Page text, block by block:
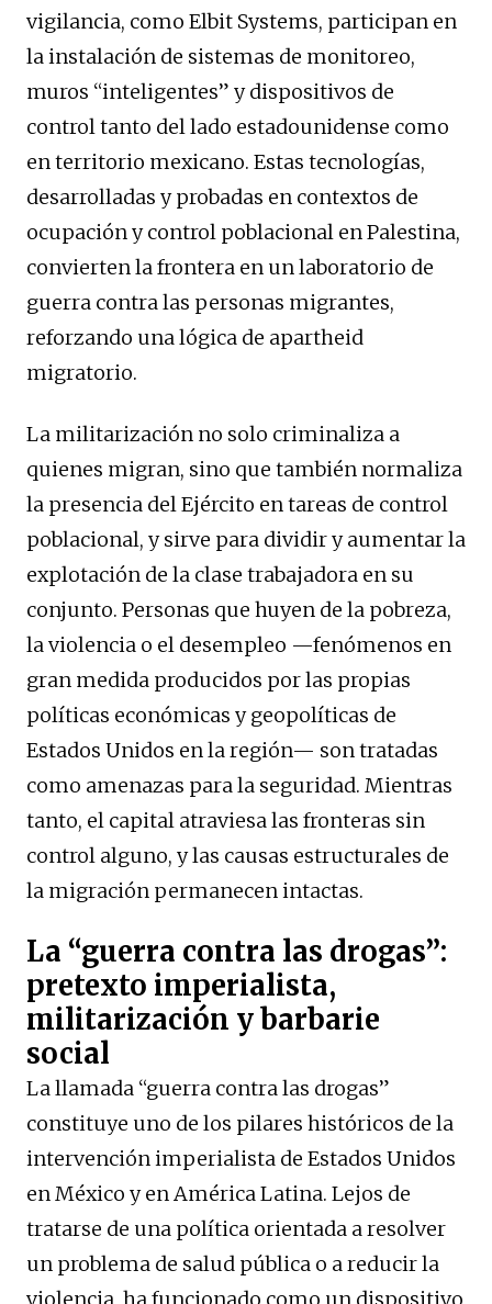
vigilancia, como Elbit Systems, participan en
la instalación de sistemas de monitoreo,
muros “inteligentes” y dispositivos de
control tanto del lado estadounidense como
en territorio mexicano. Estas tecnologías,
desarrolladas y probadas en contextos de
ocupación y control poblacional en Palestina,
convierten la frontera en un laboratorio de
guerra contra las personas migrantes,
reforzando una lógica de apartheid
migratorio.
La militarización no solo criminaliza a
quienes migran, sino que también normaliza
la presencia del Ejército en tareas de control
poblacional, y sirve para dividir y aumentar la
explotación de la clase trabajadora en su
conjunto. Personas que huyen de la pobreza,
la violencia o el desempleo —fenómenos en
gran medida producidos por las propias
políticas económicas y geopolíticas de
Estados Unidos en la región— son tratadas
como amenazas para la seguridad. Mientras
tanto, el capital atraviesa las fronteras sin
control alguno, y las causas estructurales de
la migración permanecen intactas.
La “guerra contra las drogas”:
pretexto imperialista,
militarización y barbarie
social
La llamada “guerra contra las drogas”
constituye uno de los pilares históricos de la
intervención imperialista de Estados Unidos
en México y en América Latina. Lejos de
tratarse de una política orientada a resolver
un problema de salud pública o a reducir la
violencia, ha funcionado como un dispositivo